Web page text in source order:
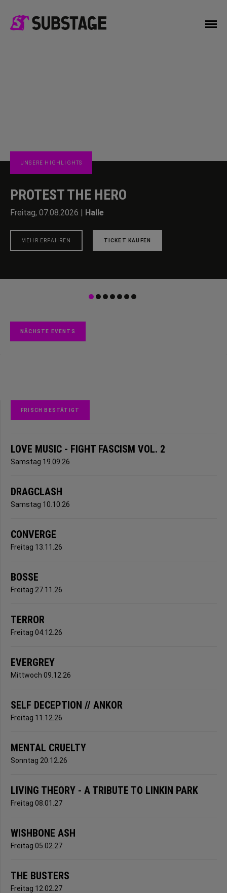
UNSERE HIGHLIGHTS
PROTEST THE HERO
Freitag, 07.08.2026 | Halle
MEHR ERFAHREN TICKET KAUFEN
NÄCHSTE EVENTS
FRISCH BESTÄTIGT
LOVE MUSIC - FIGHT FASCISM VOL. 2
Samstag 19.09.26
DRAGCLASH
Samstag 10.10.26
CONVERGE
Freitag 13.11.26
BOSSE
Freitag 27.11.26
TERROR
Freitag 04.12.26
EVERGREY
Mittwoch 09.12.26
SELF DECEPTION // ANKOR
Freitag 11.12.26
MENTAL CRUELTY
Sonntag 20.12.26
LIVING THEORY - A TRIBUTE TO LINKIN PARK
Freitag 08.01.27
WISHBONE ASH
Freitag 05.02.27
THE BUSTERS
Freitag 12.02.27